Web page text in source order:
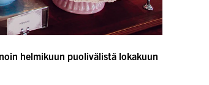
helmikuun puolivälistä lokakuun